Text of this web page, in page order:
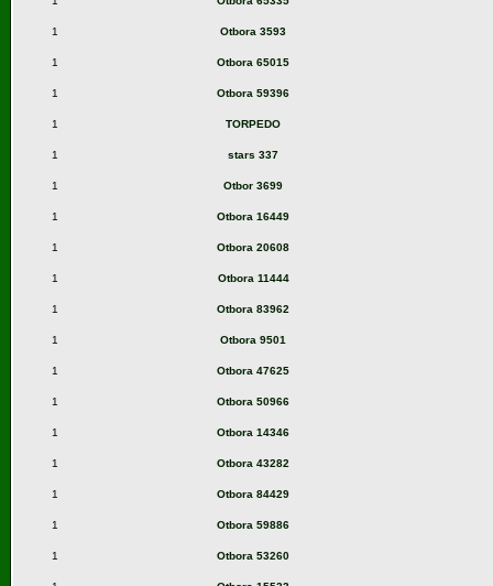
1 Otbora 3593
1 Otbora 65015
1 Otbora 59396
1 TORPEDO
1 stars 337
1 Otbor 3699
1 Otbora 16449
1 Otbora 20608
1 Otbora 11444
1 Otbora 83962
1 Otbora 9501
1 Otbora 47625
1 Otbora 50966
1 Otbora 14346
1 Otbora 43282
1 Otbora 84429
1 Otbora 59886
1 Otbora 53260